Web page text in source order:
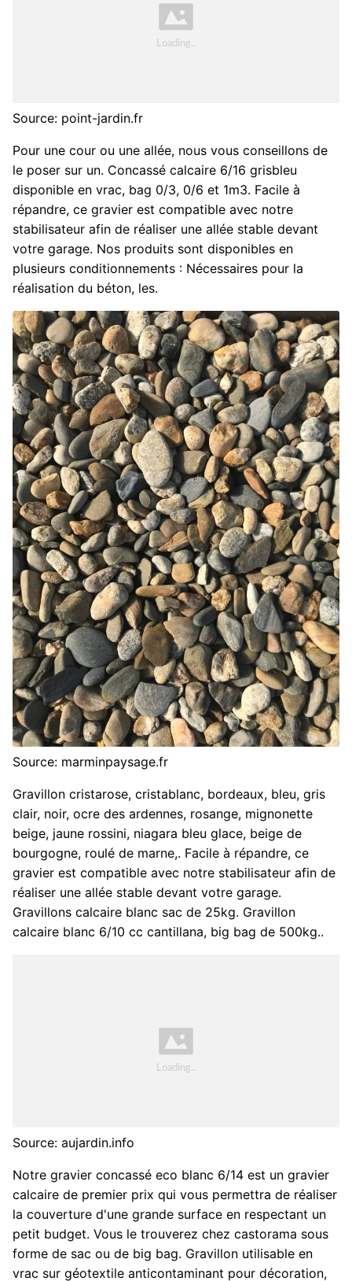
Source: point-jardin.fr
Pour une cour ou une allée, nous vous conseillons de
le poser sur un. Concassé calcaire 6/16 grisbleu
disponible en vrac, bag 0/3, 0/6 et 1m3. Facile à
répandre, ce gravier est compatible avec notre
stabilisateur afin de réaliser une allée stable devant
votre garage. Nos produits sont disponibles en
plusieurs conditionnements : Nécessaires pour la
réalisation du béton, les.
Source: marminpaysage.fr
Gravillon cristarose, cristablanc, bordeaux, bleu, gris
clair, noir, ocre des ardennes, rosange, mignonette
beige, jaune rossini, niagara bleu glace, beige de
bourgogne, roulé de marne,. Facile à répandre, ce
gravier est compatible avec notre stabilisateur afin de
réaliser une allée stable devant votre garage.
Gravillons calcaire blanc sac de 25kg. Gravillon
calcaire blanc 6/10 cc cantillana, big bag de 500kg..
Source: aujardin.info
Notre gravier concassé eco blanc 6/14 est un gravier
calcaire de premier prix qui vous permettra de réaliser
la couverture d'une grande surface en respectant un
petit budget. Vous le trouverez chez castorama sous
forme de sac ou de big bag. Gravillon utilisable en
vrac sur géotextile anticontaminant pour décoration,